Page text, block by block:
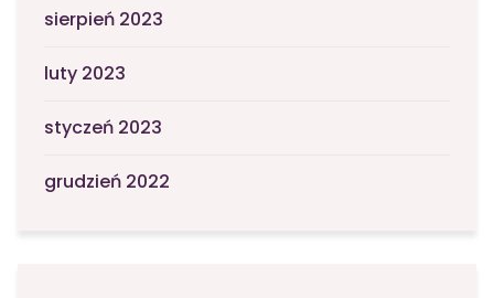
sierpień 2023
luty 2023
styczeń 2023
grudzień 2022